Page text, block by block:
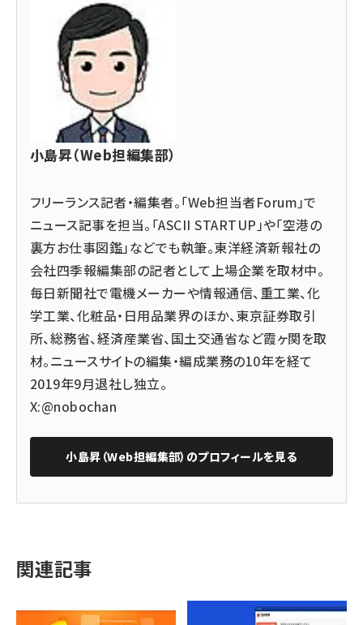
小島昇（Web担編集部）
フリーランス記者・編集者。「Web担当者Forum」で
ニュース記事を担当。「ASCII STARTUP」や「空港の
裏方お仕事図鑑」などでも執筆。東洋経済新報社の
会社四季報編集部の記者として上場企業を取材中。
毎日新聞社で電機メーカーや情報通信、重工業、化
学工業、化粧品・日用品業界のほか、東京証券取引
所、総務省、経済産業省、国土交通省など霞ヶ関を取
材。ニュースサイトの編集・編成業務の10年を経て
2019年9月退社し独立。
X:@nobochan
小島昇（Web担編集部） のプロフィールを見る
関連記事